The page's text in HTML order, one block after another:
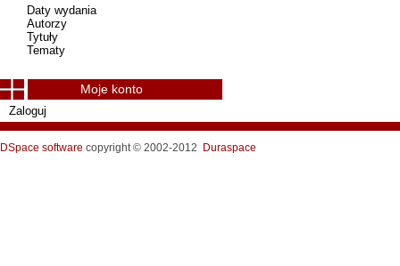
Daty wydania
Autorzy
Tytuły
Tematy
Moje konto
Zaloguj
DSpace software copyright © 2002-2012 Duraspace